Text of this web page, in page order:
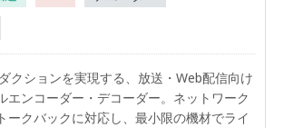
クションを実現する、放送・Web配信向け
エンコーダー・デコーダー。ネットワーク
ークバックに対応し、最小限の機材でライ